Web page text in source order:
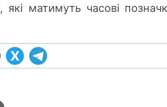
, які матимуть часові